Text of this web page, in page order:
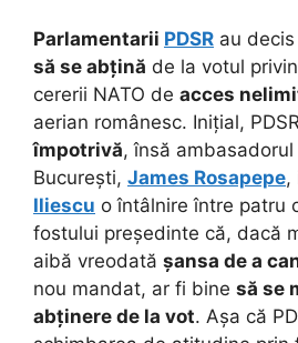
Parlamentarii PDSR au
să se abțină de la votul
cererii NATO de acces
aerian românesc. Inițial,
împotrivă, însă
București, James Rosapepe,
Iliescu o întâlnire între patru
fostului președinte că, dacă
aibă vreodată șansa de a
nou mandat, ar fi bine să se
abținere de la vot. Așa că